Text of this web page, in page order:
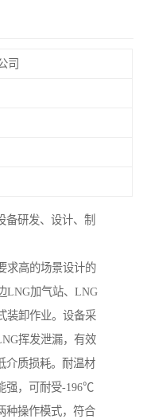
司
备研发、设计、制
求高的场景设计的
LNG加气站、LNG
装卸作业。设备采
挥发泄漏，有效
介质损耗。耐温材
强，可耐受-196℃
种操作模式，符合